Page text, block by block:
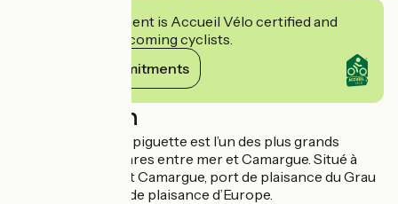
This establishment is Accueil Vélo certified and
commits to welcoming cyclists.
View its commitments
Description
Le camping de l’Espiguette est l’un des plus grands
d’Europe. 42 hectares entre mer et Camargue. Situé à
l’extrémité de Port Camargue, port de plaisance du Grau
du Roi et 1er Port de plaisance d’Europe.